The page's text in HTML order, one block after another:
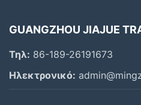
GUANGZHOU JIAJUE
Τηλ: 86-189-26191673
Ηλεκτρονικό: